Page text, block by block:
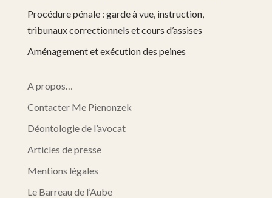
Procédure pénale : garde à vue, instruction,
tribunaux correctionnels et cours d’assises
Aménagement et exécution des peines
A propos…
Contacter Me Pienonzek
Déontologie de l’avocat
Articles de presse
Mentions légales
Le Barreau de l’Aube